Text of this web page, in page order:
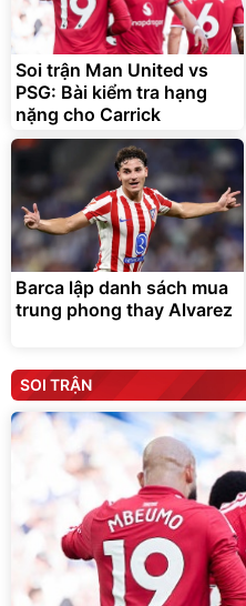
Soi trận Man United vs
PSG: Bài kiểm tra hạng
nặng cho Carrick
Barca lập danh sách mua
trung phong thay Alvarez
SOI TRẬN